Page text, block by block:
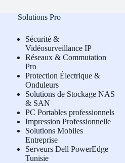
Solutions Pro
Sécurité &
Vidéosurveillance IP
Réseaux & Commutation
Pro
Protection Électrique &
Onduleurs
Solutions de Stockage NAS
& SAN
PC Portables professionnels
Impression Professionnelle
Solutions Mobiles
Entreprise
Serveurs Dell PowerEdge
Tunisie